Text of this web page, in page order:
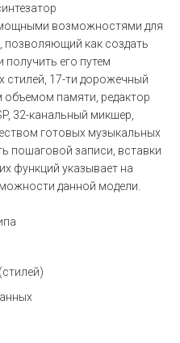
возможностями для
позволяющий как создать
получить его путем
стилей, 17-ти дорожечный
памяти, редактор
32-канальный микшер,
готовых музыкальных
пошаговой записи, вставки
функций указывает на
данной модели.